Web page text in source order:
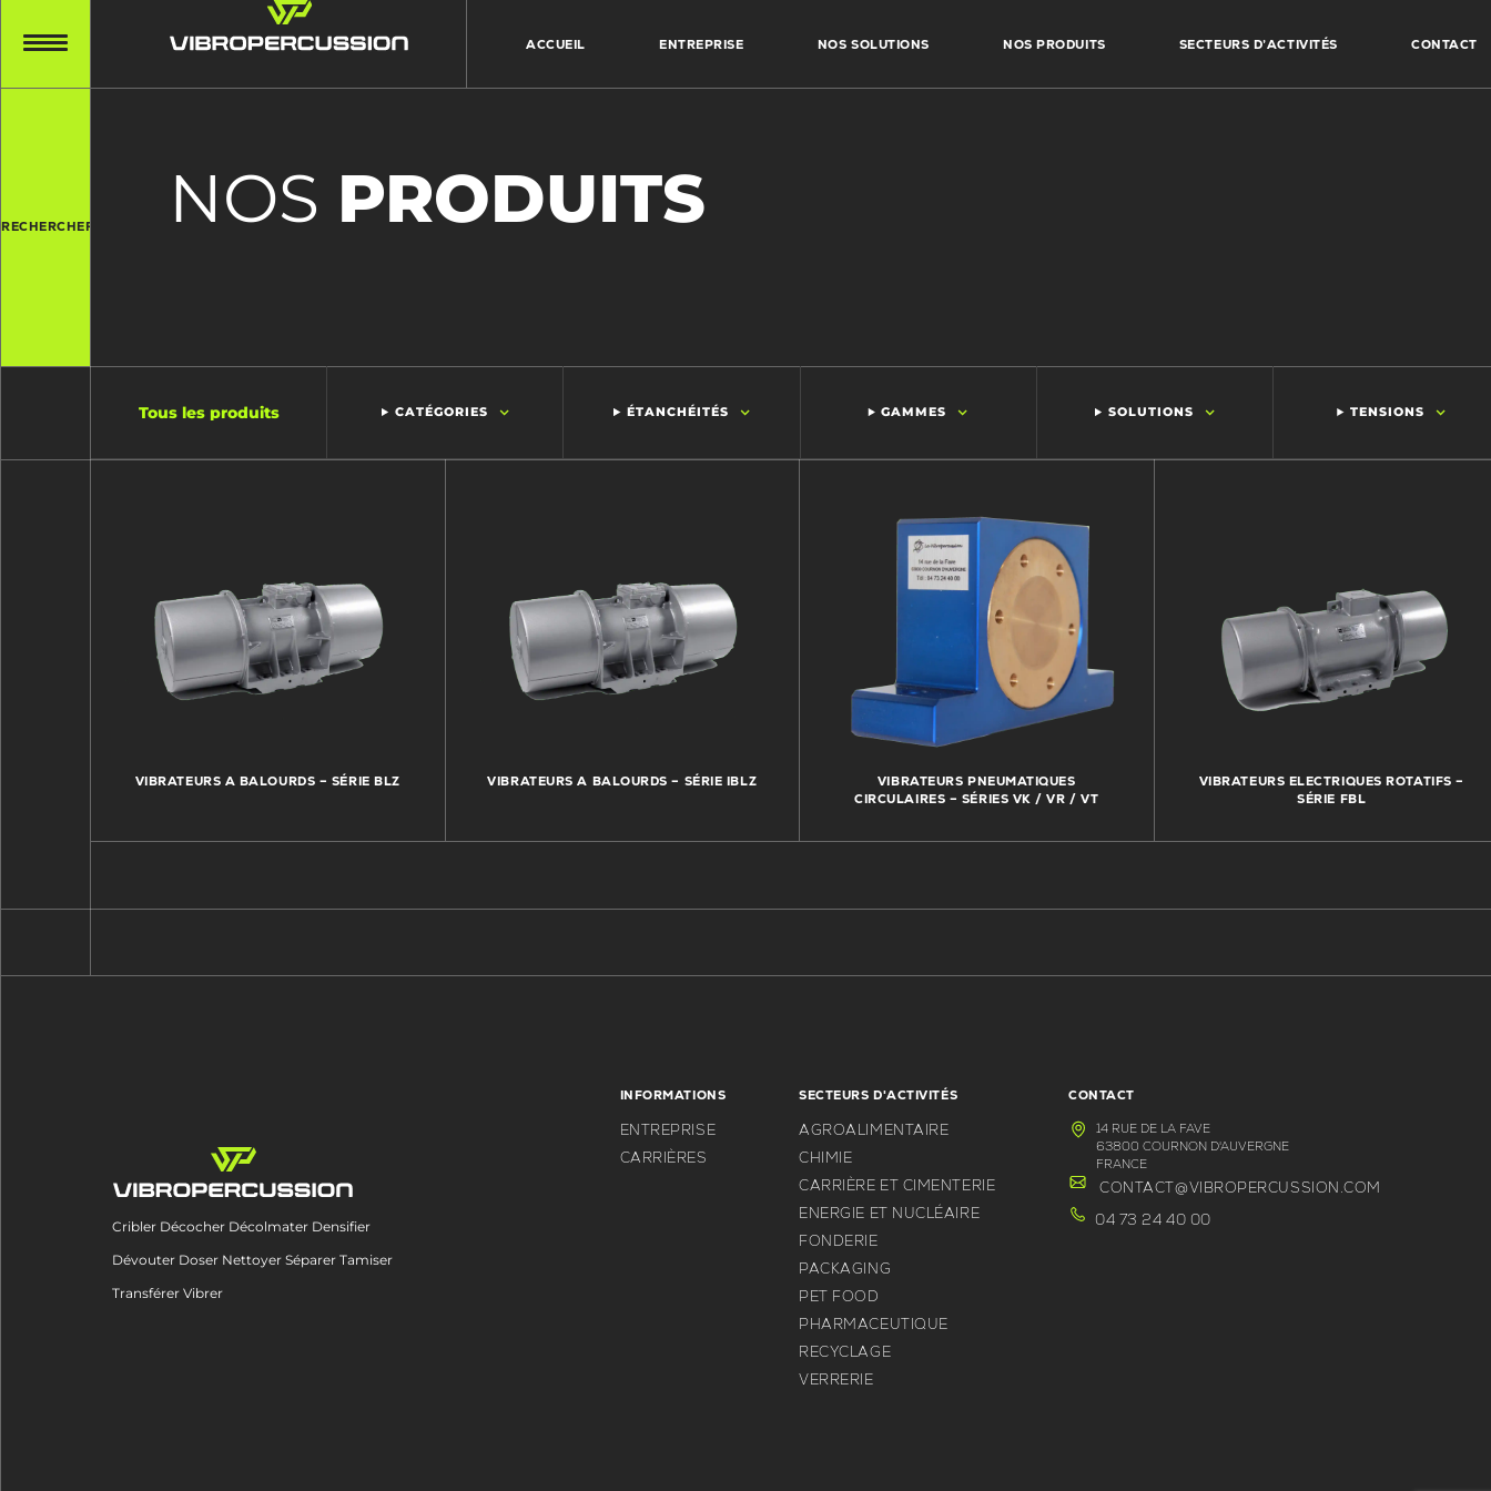
ACCUEIL ENTREPRISE NOS SOLUTIONS NOS PRODUITS SECTEURS D’ACTIVITÉS CONTACT
RECHERCHER NOS PRODUITS
Tous les produits CATÉGORIES ÉTANCHÉITÉS GAMMES SOLUTIONS TENSIONS
VIBRATEURS A BALOURDS – SÉRIE BLZ VIBRATEURS A BALOURDS – SÉRIE IBLZ
VIBRATEURS PNEUMATIQUES
CIRCULAIRES – SÉRIES VK / VR / VT
VIBRATEURS ELECTRIQUES ROTATIFS –
SÉRIE FBL
Cribler Décocher Décolmater Densifier
Dévouter Doser Nettoyer Séparer Tamiser
Transférer Vibrer
INFORMATIONS
ENTREPRISE
CARRIÈRES
SECTEURS D'ACTIVITÉS
AGROALIMENTAIRE
CHIMIE
CARRIÈRE ET CIMENTERIE
ENERGIE ET NUCLÉAIRE
FONDERIE
PACKAGING
PET FOOD
PHARMACEUTIQUE
RECYCLAGE
VERRERIE
CONTACT
14 RUE DE LA FAVE
63800 COURNON D'AUVERGNE
FRANCE
CONTACT@VIBROPERCUSSION.COM
04 73 24 40 00